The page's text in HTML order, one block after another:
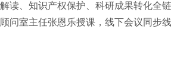
读、知识产权保护、科研成果转化全
问室主任张恩乐授课，线下会议同步